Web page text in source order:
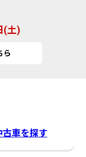
(土)
ら
古車を探す